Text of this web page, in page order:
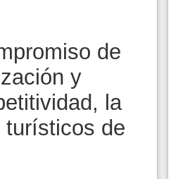
de
y
la
turísticos de